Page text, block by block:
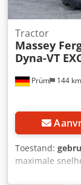
Prüm 144 km
Tractor
Massey
Dyna-VT
Toestand:
maximale